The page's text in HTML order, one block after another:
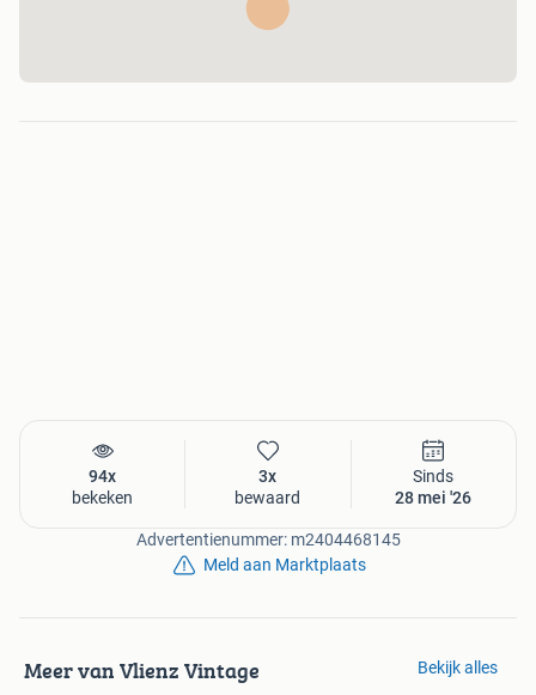
94x
bekeken
3x
bewaard
Sinds
28 mei '26
Advertentienummer: m2404468145
Meld aan Marktplaats
Meer van Vlienz Vintage Bekijk alles